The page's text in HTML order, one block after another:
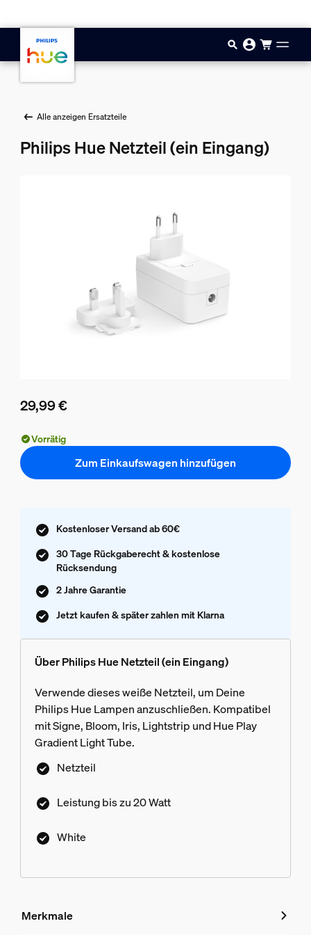
Alle anzeigen Ersatzteile
Philips Hue Netzteil (ein Eingang)
29,99 €
Vorrätig
Zum Einkaufswagen hinzufügen
Kostenloser Versand ab 60€
30 Tage Rückgaberecht & kostenlose
Rücksendung
2 Jahre Garantie
Jetzt kaufen & später zahlen mit Klarna
Über Philips Hue Netzteil (ein Eingang)
Verwende dieses weiße Netzteil, um Deine
Philips Hue Lampen anzuschließen. Kompatibel
mit Signe, Bloom, Iris, Lightstrip und Hue Play
Gradient Light Tube.
Netzteil
Leistung bis zu 20 Watt
White
Merkmale